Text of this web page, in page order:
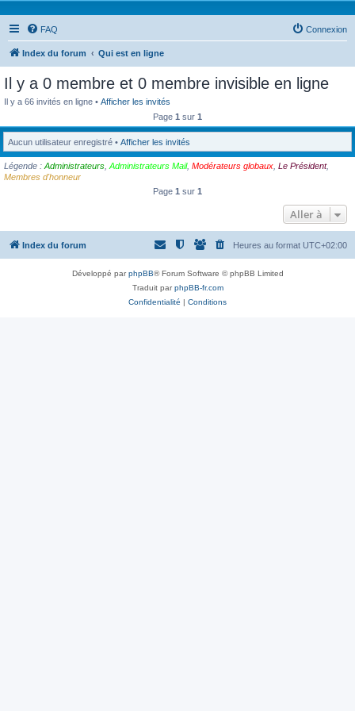
FAQ Connexion
Index du forum Qui est en ligne
Il y a 0 membre et 0 membre invisible en ligne
Il y a 66 invités en ligne • Afficher les invités
Page 1 sur 1
Aucun utilisateur enregistré • Afficher les invités
Légende : Administrateurs Administrateurs Mail, Modérateurs globaux Le Président,
Membres d'honneur
Page 1 sur 1
Aller à
Index du forum Heures au format UTC+02:00
Développé parphpBB® Forum Software © phpBB Limited
Traduit parphpBB-fr.com
Confidentialité | Conditions